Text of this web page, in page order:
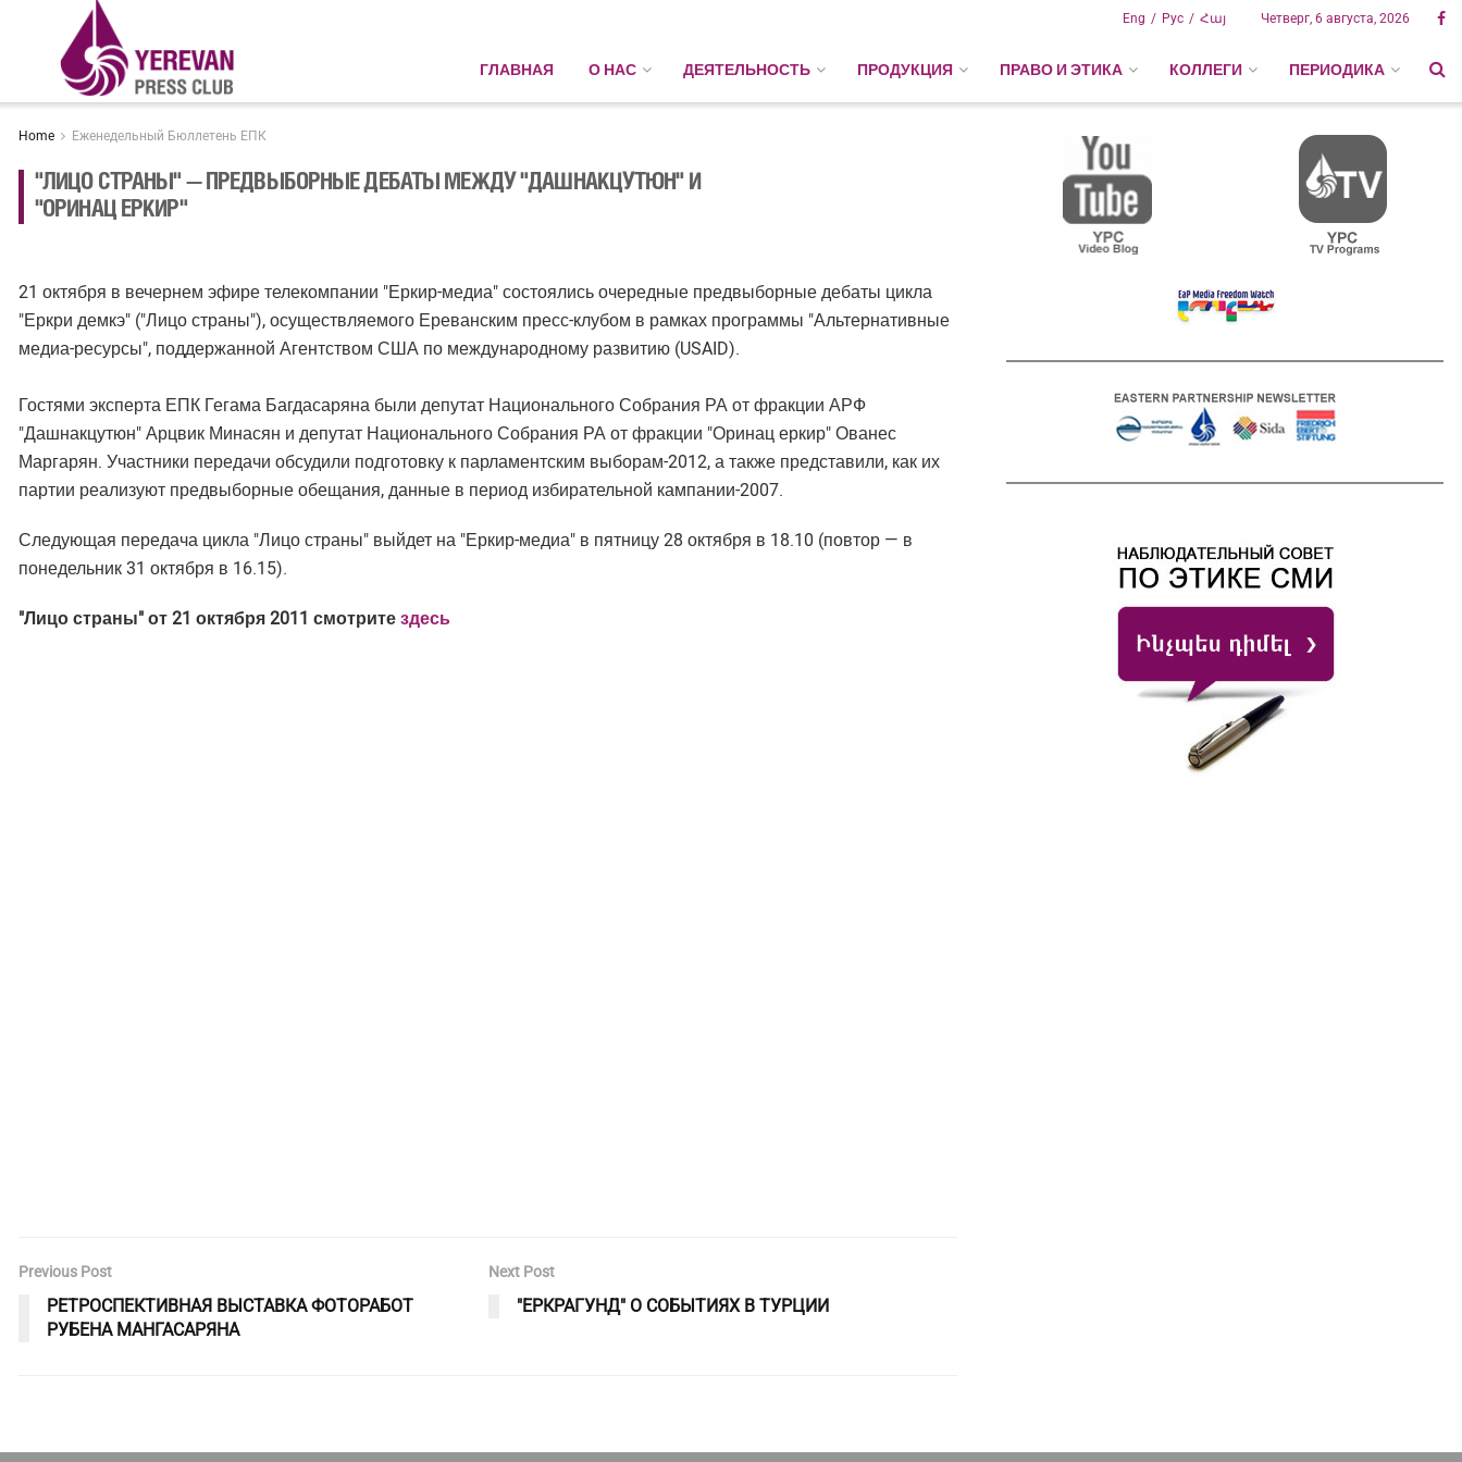
Рус Հայ
Eng Четверг, 6 августа, 2026
ГЛАВНАЯ О НАС ДЕЯТЕЛЬНОСТЬ ПРОДУКЦИЯ ПРАВО И ЭТИКА КОЛЛЕГИ ПЕРИОДИКА
Home Еженедельный Бюллетень ЕПК
"ЛИЦО СТРАНЫ" — ПРЕДВЫБОРНЫЕ ДЕБАТЫ МЕЖДУ "ДАШНАКЦУТЮН" И
"ОРИНАЦ ЕРКИР"
21 октября в вечернем эфире телекомпании "Еркир-медиа" состоялись очередные предвыборные дебаты цикла
"Еркри демкэ" ("Лицо страны"), осуществляемого Ереванским пресс-клубом в рамках программы "Альтернативные
медиа-ресурсы", поддержанной Агентством США по международному развитию (USAID).
Гостями эксперта ЕПК Гегама Багдасаряна были депутат Национального Собрания РА от фракции АРФ
"Дашнакцутюн" Арцвик Минасян и депутат Национального Собрания РА от фракции "Оринац еркир" Ованес
Маргарян. Участники передачи обсудили подготовку к парламентским выборам-2012, а также представили, как их
партии реализуют предвыборные обещания, данные в период избирательной кампании-2007.
Следующая передача цикла "Лицо страны" выйдет на "Еркир-медиа" в пятницу 28 октября в 18.10 (повтор — в
понедельник 31 октября в 16.15).
"Лицо страны" от 21 октября 2011 смотрите здесь
Previous Post
РЕТРОСПЕКТИВНАЯ ВЫСТАВКА ФОТОРАБОТ
РУБЕНА МАНГАСАРЯНА
Next Post
"ЕРКРАГУНД" О СОБЫТИЯХ В ТУРЦИИ